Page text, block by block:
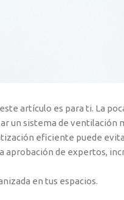
artículo es para ti. La
un sistema de ventilación
eficiente puede
aprobación de expertos,
en tus espacios.